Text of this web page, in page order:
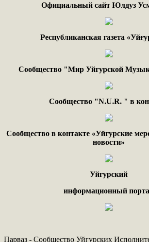
Официальный сайт Юлдуз
Республиканская газета
Сообщество "Мир Уйгурской
Сообщество "N.U.R. " в
Сообщество в контакте «Уйгурские
новости»
Уйгурский
информационный
Парваз - Сообщество Уйгурских